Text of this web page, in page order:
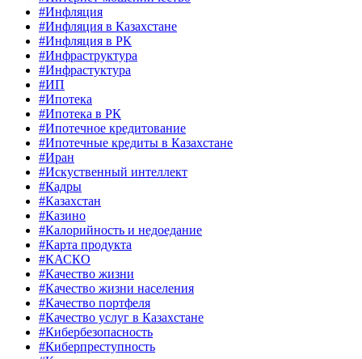
#Инфляция
#Инфляция в Казахстане
#Инфляция в РК
#Инфраструктура
#Инфрастуктура
#ИП
#Ипотека
#Ипотека в РК
#Ипотечное кредитование
#Ипотечные кредиты в Казахстане
#Иран
#Искуственный интеллект
#Кадры
#Казахстан
#Казино
#Калорийность и недоедание
#Карта продукта
#КАСКО
#Качество жизни
#Качество жизни населения
#Качество портфеля
#Качество услуг в Казахстане
#Кибербезопасность
#Киберпреступность